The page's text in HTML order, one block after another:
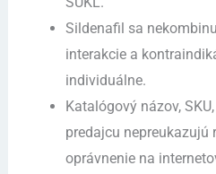
Sildenafil sa
interakcie a
individuálne.
Katalógový názov,
predajcu nepreukazujú
oprávnenie na